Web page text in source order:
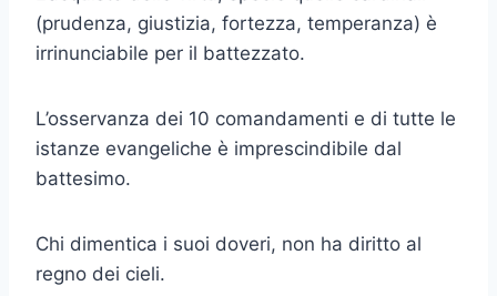
(prudenza, giustizia, fortezza, temperanza) è
irrinunciabile per il battezzato.
L’osservanza dei 10 comandamenti e di tutte le
istanze evangeliche è imprescindibile dal
battesimo.
Chi dimentica i suoi doveri, non ha diritto al
regno dei cieli.